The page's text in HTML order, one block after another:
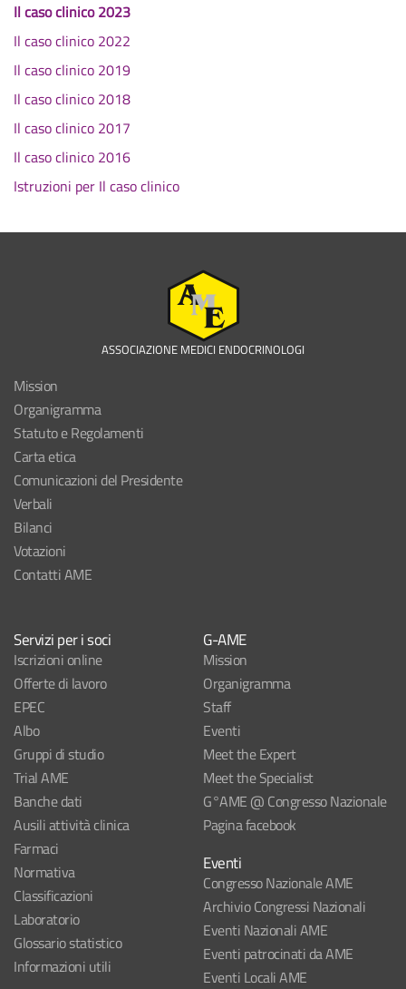
Il caso clinico 2023
Il caso clinico 2022
Il caso clinico 2019
Il caso clinico 2018
Il caso clinico 2017
Il caso clinico 2016
Istruzioni per Il caso clinico
ASSOCIAZIONE MEDICI ENDOCRINOLOGI
Mission
Organigramma
Statuto e Regolamenti
Carta etica
Comunicazioni del Presidente
Verbali
Bilanci
Votazioni
Contatti AME
Servizi per i soci
Iscrizioni online
Offerte di lavoro
EPEC
Albo
Gruppi di studio
Trial AME
Banche dati
Ausili attività clinica
Farmaci
Normativa
Classificazioni
Laboratorio
Glossario statistico
Informazioni utili
G-AME
Mission
Organigramma
Staff
Eventi
Meet the Expert
Meet the Specialist
G°AME @ Congresso Nazionale
Pagina facebook
Eventi
Congresso Nazionale AME
Archivio Congressi Nazionali
Eventi Nazionali AME
Eventi patrocinati da AME
Eventi Locali AME